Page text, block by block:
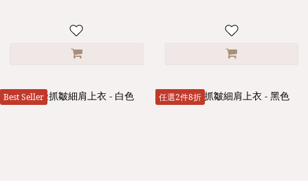
Best Seller 任選2件8折